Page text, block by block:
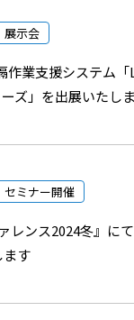
展示会
作業支援システム
ズ」を出展いたし
セミナー開催
レンス2024冬』に
ます